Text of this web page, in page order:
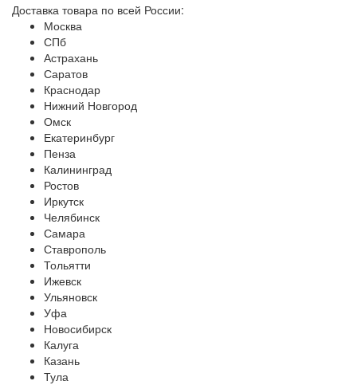
Доставка товара по всей России:
Москва
СПб
Астрахань
Саратов
Краснодар
Нижний Новгород
Омск
Екатеринбург
Пенза
Калининград
Ростов
Иркутск
Челябинск
Самара
Ставрополь
Тольятти
Ижевск
Ульяновск
Уфа
Новосибирск
Калуга
Казань
Тула